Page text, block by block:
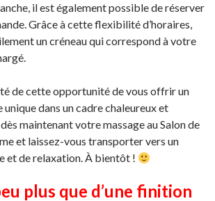
il est également possible de réserver
Grâce à cette flexibilité d’horaires,
un créneau qui correspond à votre
de cette opportunité de vous offrir un
dans un cadre chaleureux et
maintenant votre massage au Salon de
et laissez-vous transporter vers un
et de relaxation. À bientôt !
plus que d’une finition